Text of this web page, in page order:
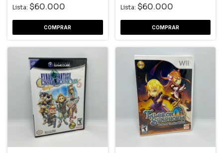
Lista: $60.000
Lista: $60.000